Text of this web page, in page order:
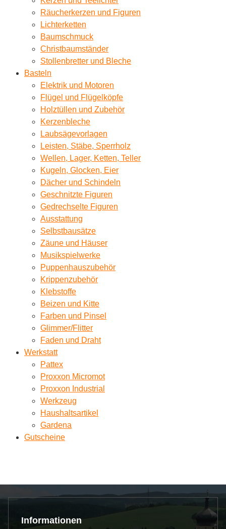
Räucherkerzen und Figuren
Lichterketten
Baumschmuck
Christbaumständer
Stollenbretter und Bleche
Basteln
Elektrik und Motoren
Flügel und Flügelköpfe
Holztüllen und Zubehör
Kerzenbleche
Laubsägevorlagen
Leisten, Stäbe, Sperrholz
Wellen, Lager, Ketten, Teller
Kugeln, Glocken, Eier
Dächer und Schindeln
Geschnitzte Figuren
Gedrechselte Figuren
Ausstattung
Selbstbausätze
Zäune und Häuser
Musikspielwerke
Puppenhauszubehör
Krippenzubehör
Klebstoffe
Beizen und Kitte
Farben und Pinsel
Glimmer/Flitter
Faden und Draht
Werkstatt
Pattex
Proxxon Micromot
Proxxon Industrial
Werkzeug
Haushaltsartikel
Gardena
Gutscheine
Informationen